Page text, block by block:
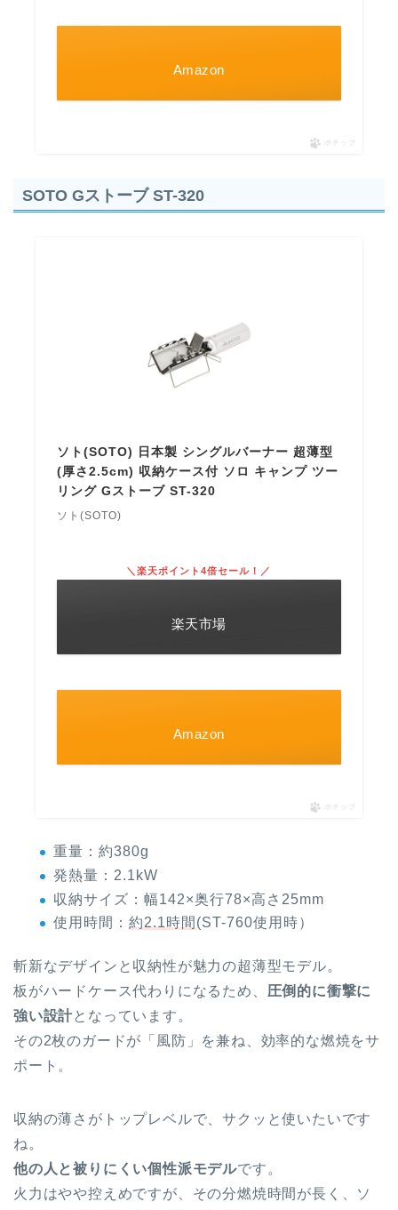
Amazon
ポチップ
SOTO Gストーブ ST-320
ソト(SOTO) 日本製 シングルバーナー 超薄型
(厚さ2.5cm) 収納ケース付 ソロ キャンプ ツー
リング Gストーブ ST-320
ソト(SOTO)
Amazon
＼楽天ポイント4倍セール！／
楽天市場
ポチップ
重量：約380g
発熱量：2.1kW
収納サイズ：幅142×奥行78×高さ25mm
使用時間： 約2.1時間 (ST-760使用時）
斬新なデザインと収納性が魅力の超薄型モデル。
板がハードケース代わりになるため、 圧倒的に衝撃に
強い設計となっています。
その2枚のガードが「風防」を兼ね、効率的な燃焼をサ
ポート。
収納の薄さがトップレベルで、サクッと使いたいです
ね。
他の人と被りにくい個性派モデルです。
火力はやや控えめですが、その分燃焼時間が長く、ソ